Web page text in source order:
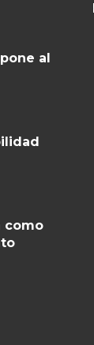
al
como